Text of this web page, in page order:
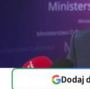
Dodaj